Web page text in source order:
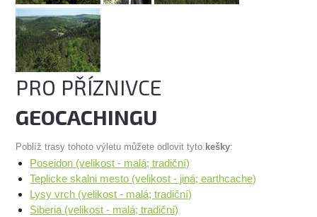
PRO PŘÍZNIVCE
GEOCACHINGU
Poblíž trasy tohoto výletu můžete odlovit tyto kešky:
Poseidon (velikost - malá; tradiční)
Teplicke skalni mesto (velikost - jiná; earthcache)
Lysy vrch (velikost - malá; tradiční)
Siberia (velikost - malá; tradiční)